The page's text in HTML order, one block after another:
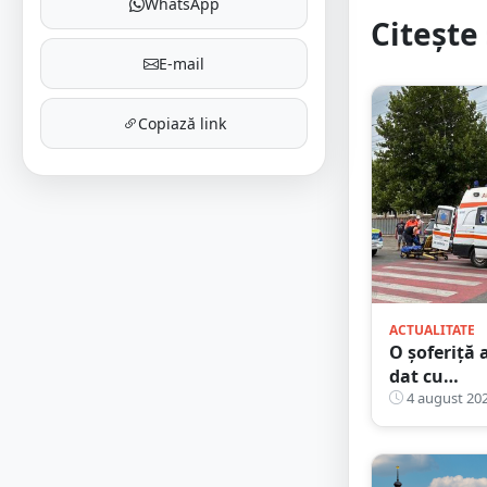
E-mail
Copiază link
Citește
ACTUALITATE
O șoferiță
dat cu
mașina
peste un
bunic, pe
trecerea de
4 august